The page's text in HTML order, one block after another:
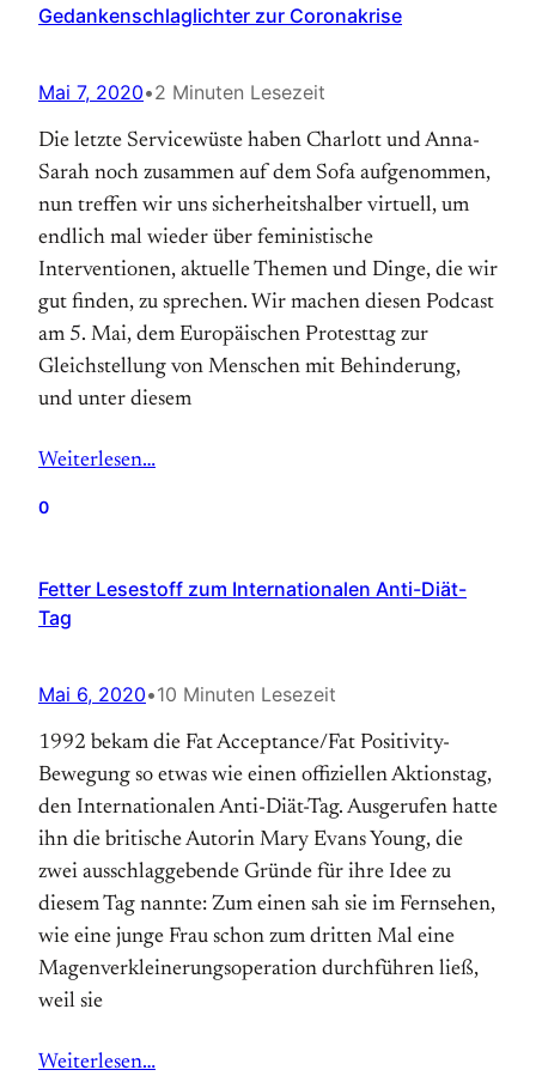
Gedankenschlaglichter zur Coronakrise
Mai 7, 2020•2 Minuten Lesezeit
Die letzte Servicewüste haben Charlott und Anna-
Sarah noch zusammen auf dem Sofa aufgenommen,
nun treffen wir uns sicherheitshalber virtuell, um
endlich mal wieder über feministische
Interventionen, aktuelle Themen und Dinge, die wir
gut finden, zu sprechen. Wir machen diesen Podcast
am 5. Mai, dem Europäischen Protesttag zur
Gleichstellung von Menschen mit Behinderung,
und unter diesem
Weiterlesen…
0
Fetter Lesestoff zum Internationalen Anti-Diät-
Tag
Mai 6, 2020•10 Minuten Lesezeit
1992 bekam die Fat Acceptance/Fat Positivity-
Bewegung so etwas wie einen offiziellen Aktions­tag,
den Internationalen Anti-Diät-Tag. Aus­gerufen hatte
ihn die britische Autorin Mary Evans Young, die
zwei ausschlaggebende Gründe für ihre Idee zu
diesem Tag nannte: Zum einen sah sie im Fernsehen,
wie eine junge Frau schon zum dritten Mal eine
Magen­verkleinerungs­operation durchführen ließ,
weil sie
Weiterlesen…